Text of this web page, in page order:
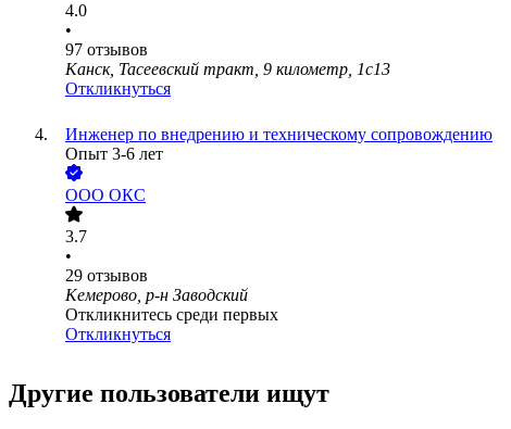
4.0
•
97 отзывов
Канск, Тасеевский тракт, 9 километр, 1с13
Откликнуться
Инженер по внедрению и техническому сопровождению
Опыт 3-6 лет
ООО ОКС
3.7
•
29 отзывов
Кемерово, р-н Заводский
Откликнитесь среди первых
Откликнуться
Другие пользователи ищут